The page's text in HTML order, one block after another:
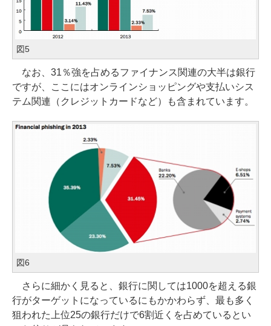
図5
なお、31％強を占めるファイナンス関連の大半は銀行
ですが、ここにはオンラインショッピングや支払いシス
テム関連（クレジットカードなど）も含まれています。
図6
さらに細かく見ると、銀行に関しては1000を超える銀
行がターゲットになっているにもかかわらず、最も多く
狙われた上位25の銀行だけで6割近くを占めているとい